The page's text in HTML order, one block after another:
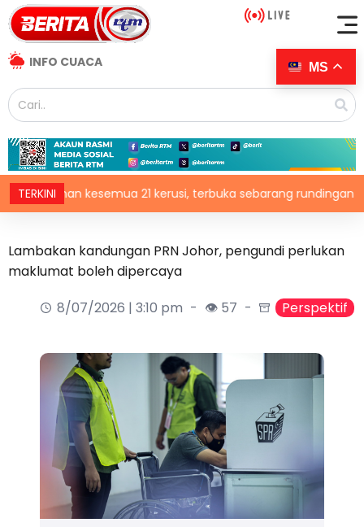
INFO CUACA
TERKINI
kesemua 21 kerusi, terbuka sebarang rundingan
Lambakan kandungan PRN Johor, pengundi perlukan
maklumat boleh dipercaya
8/07/2026 | 3:10 pm
👁 57 Perspektif
MS